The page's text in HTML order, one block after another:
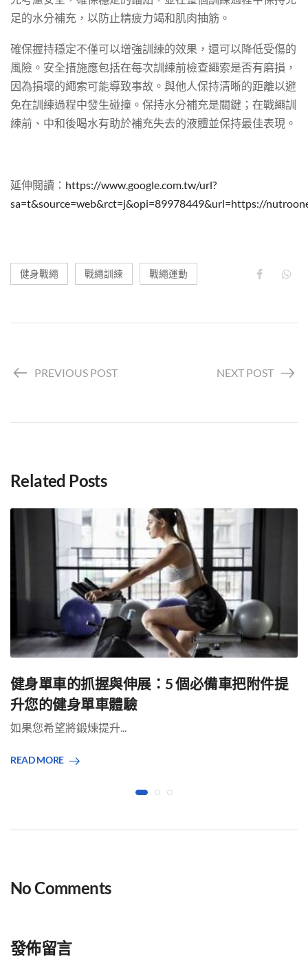
足的水分補充，以防止精疲力竭和肌肉抽筋。
確保握持穩定不僅可以增強訓練的效果，還可以降低受傷的
風險。安全措施應包括在每次訓練前檢查繩索是否有磨損，
因為損壞的繩索可能導致事故。與他人保持清晰的距離以避
免在訓練過程中發生碰撞。保持水分補充是關鍵；在戰繩訓
練前、中和後喝水有助於補充失去的液體並保持最佳表現。
延伸閱讀： https://www.google.com.tw/url?
sa=t&source=web&rct=j&opi=89978449&url=https://
健身戰繩 戰繩訓練 戰繩運動
PREVIOUS POST NEXT POST
Related Posts
健身單車的抓握與伸展：5 個必備車把附件提
升您的健身單車體驗
如果您希望將鍛煉提升...
READ MORE
No Comments
發佈留言